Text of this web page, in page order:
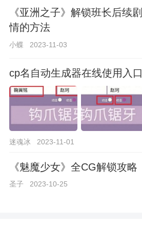
《亚洲之子》解锁班长后续剧
情的方法
小蝶 2023-11-03
cp名自动生成器在线使用入口
迷魂冰 2023-11-01
《魅魔少女》全CG解锁攻略
圣子 2023-10-25